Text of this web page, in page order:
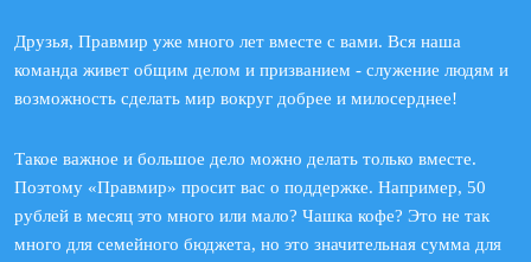
Друзья, Правмир уже много лет вместе с вами. Вся наша
команда живет общим делом и призванием - служение людям и
возможность сделать мир вокруг добрее и милосерднее!
Такое важное и большое дело можно делать только вместе.
Поэтому «Правмир» просит вас о поддержке. Например, 50
рублей в месяц это много или мало? Чашка кофе? Это не так
много для семейного бюджета, но это значительная сумма для